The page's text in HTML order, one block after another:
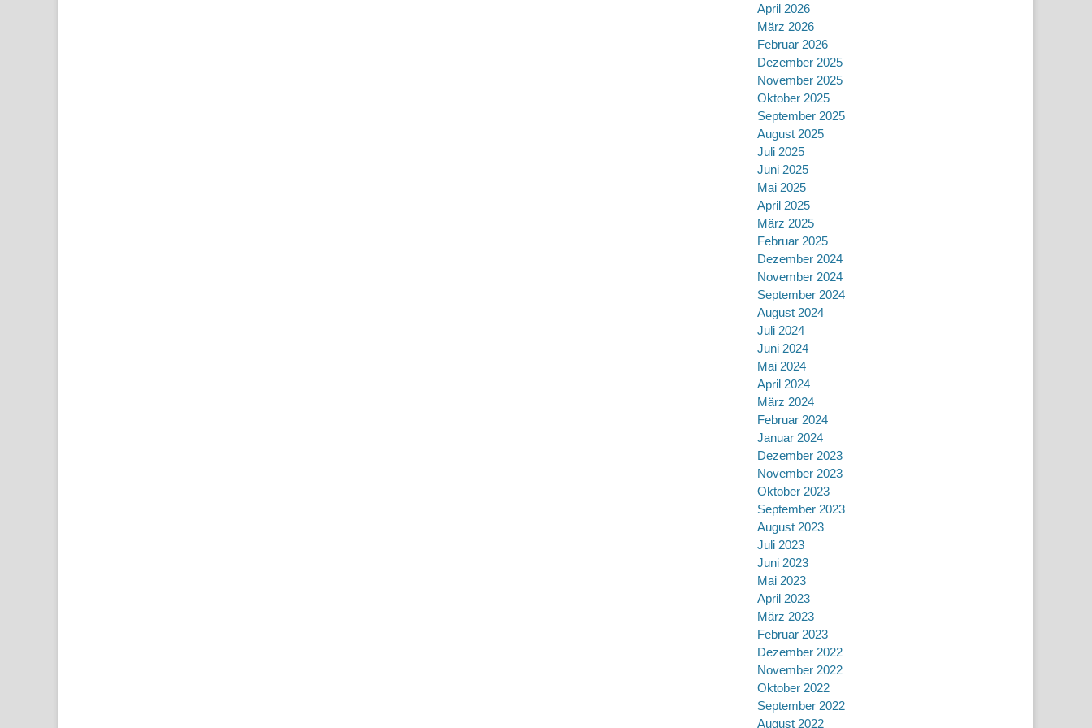
April 2026
März 2026
Februar 2026
Dezember 2025
November 2025
Oktober 2025
September 2025
August 2025
Juli 2025
Juni 2025
Mai 2025
April 2025
März 2025
Februar 2025
Dezember 2024
November 2024
September 2024
August 2024
Juli 2024
Juni 2024
Mai 2024
April 2024
März 2024
Februar 2024
Januar 2024
Dezember 2023
November 2023
Oktober 2023
September 2023
August 2023
Juli 2023
Juni 2023
Mai 2023
April 2023
März 2023
Februar 2023
Dezember 2022
November 2022
Oktober 2022
September 2022
August 2022